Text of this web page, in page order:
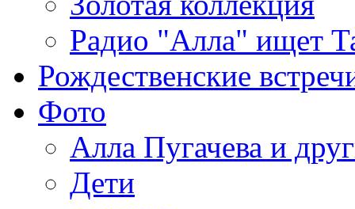
Радио "Алла" ищет
Рождественские
Фото
Алла Пугачева и
Дети